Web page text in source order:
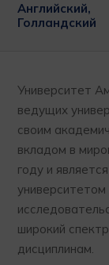
Английский,
Голландский
Университет
ведущих
своим
вкладом в
году и
широкий
дисциплинам.